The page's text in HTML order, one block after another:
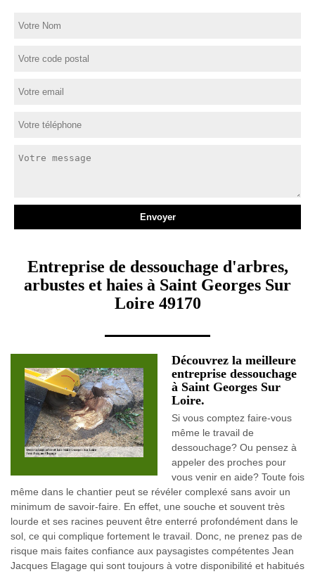
Entreprise de dessouchage d'arbres,
arbustes et haies à Saint Georges Sur
Loire 49170
Découvrez la meilleure
entreprise dessouchage
à Saint Georges Sur
Loire.
Si vous comptez faire-vous
même le travail de
dessouchage? Ou pensez à
appeler des proches pour
vous venir en aide? Toute fois
même dans le chantier peut se révéler complexé sans avoir un
minimum de savoir-faire. En effet, une souche et souvent très
lourde et ses racines peuvent être enterré profondément dans le
sol, ce qui complique fortement le travail. Donc, ne prenez pas de
risque mais faites confiance aux paysagistes compétentes Jean
Jacques Elagage qui sont toujours à votre disponibilité et habitués